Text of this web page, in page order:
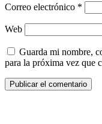
Correo electrónico *
Web
Guarda mi nombre,
para la próxima vez que